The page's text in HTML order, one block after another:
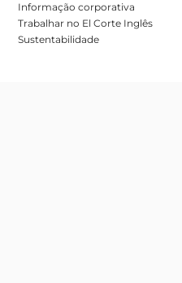
Informação corporativa
Trabalhar no El Corte Inglês
Sustentabilidade